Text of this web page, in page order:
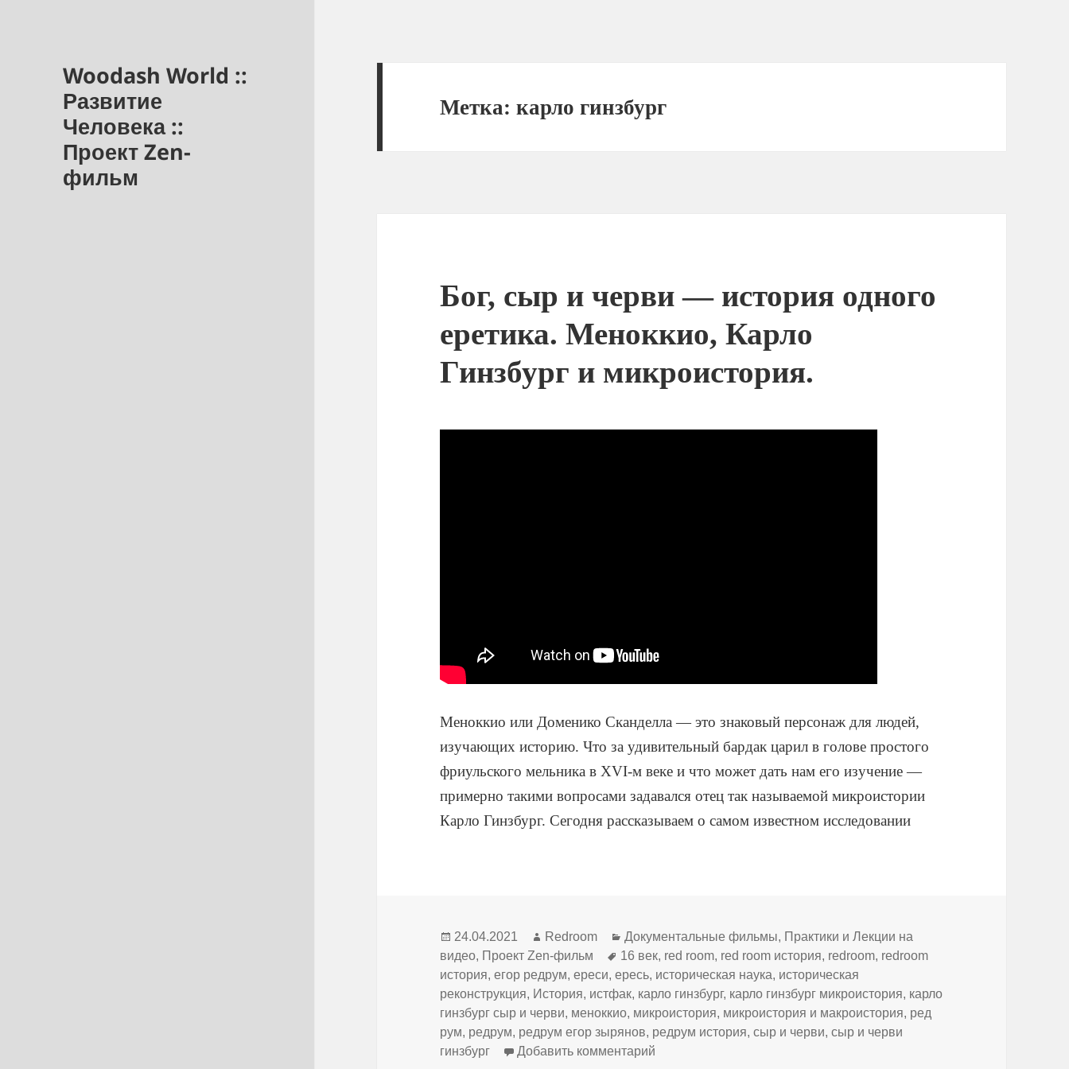
Woodash World ::
Развитие
Человека ::
Проект Zen-
фильм
Метка:карло гинзбург
Бог, сыр и черви — история одного
еретика. Меноккио, Карло
Гинзбург и микроистория.
Меноккио или Доменико Сканделла — это знаковый персонаж для людей,
изучающих историю. Что за удивительный бардак царил в голове простого
фриульского мельника в XVI-м веке и что может дать нам его изучение —
примерно такими вопросами задавался отец так называемой микроистории
Карло Гинзбург. Сегодня рассказываем о самом известном исследовании
Опубликовано
24.04.2021 Автор
Redroom Рубрики
Документальные фильмы, Практики и Лекции на
видео, Проект Zen-фильм Метки
16 век, red room, red room история, redroom, redroom
история,егор редрум,ереси,ересь, историческая наука, историческая
реконструкция, История, истфак, карло гинзбург, карло гинзбург микроистория, карло
гинзбург сыр и черви, меноккио, микроистория, микроистория и макроистория, ред
рум, редрум, редрум егор зырянов, редрум история,сыр и черви,сыр и черви
гинзбург
Добавить комментарий